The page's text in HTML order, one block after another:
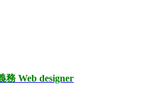
務 Web designer